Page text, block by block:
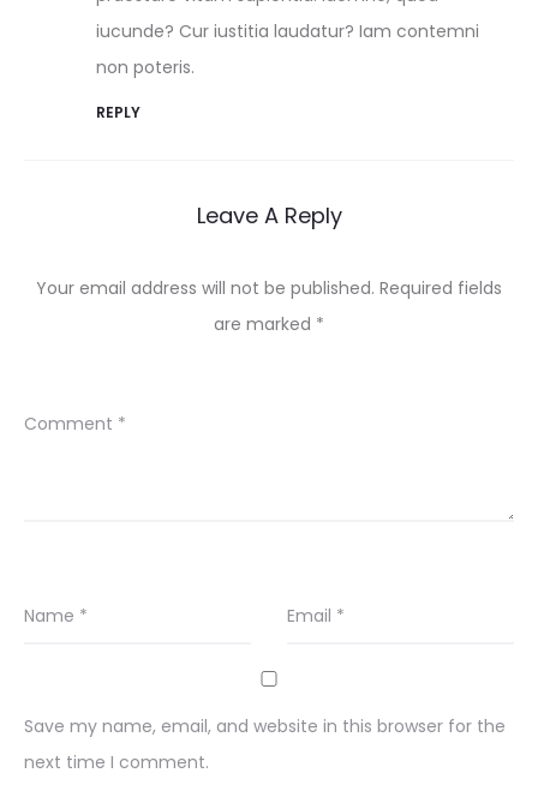
iucunde? Cur iustitia laudatur? Iam contemni
non poteris.
REPLY
Leave A Reply
Your email address will not be published. Required fields
are marked *
Comment *
Name * Email *
Save my name, email, and website in this browser for the
next time I comment.